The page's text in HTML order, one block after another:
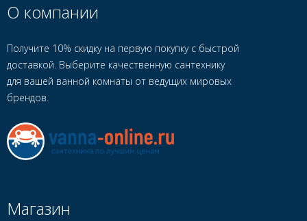
О компании
Получите 10% скидку на первую покупку с быстрой
доставкой. Выберите качественную сантехнику
для вашей ванной комнаты от ведущих мировых
брендов.
Магазин